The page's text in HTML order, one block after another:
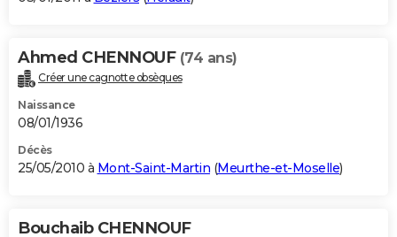
Ahmed CHENNOUF (74 ans)
Créer une cagnotte obsèques
Naissance
08/01/1936
Décès
25/05/2010 à Mont-Saint-Martin (Meurthe-et-Moselle)
Bouchaib CHENNOUF